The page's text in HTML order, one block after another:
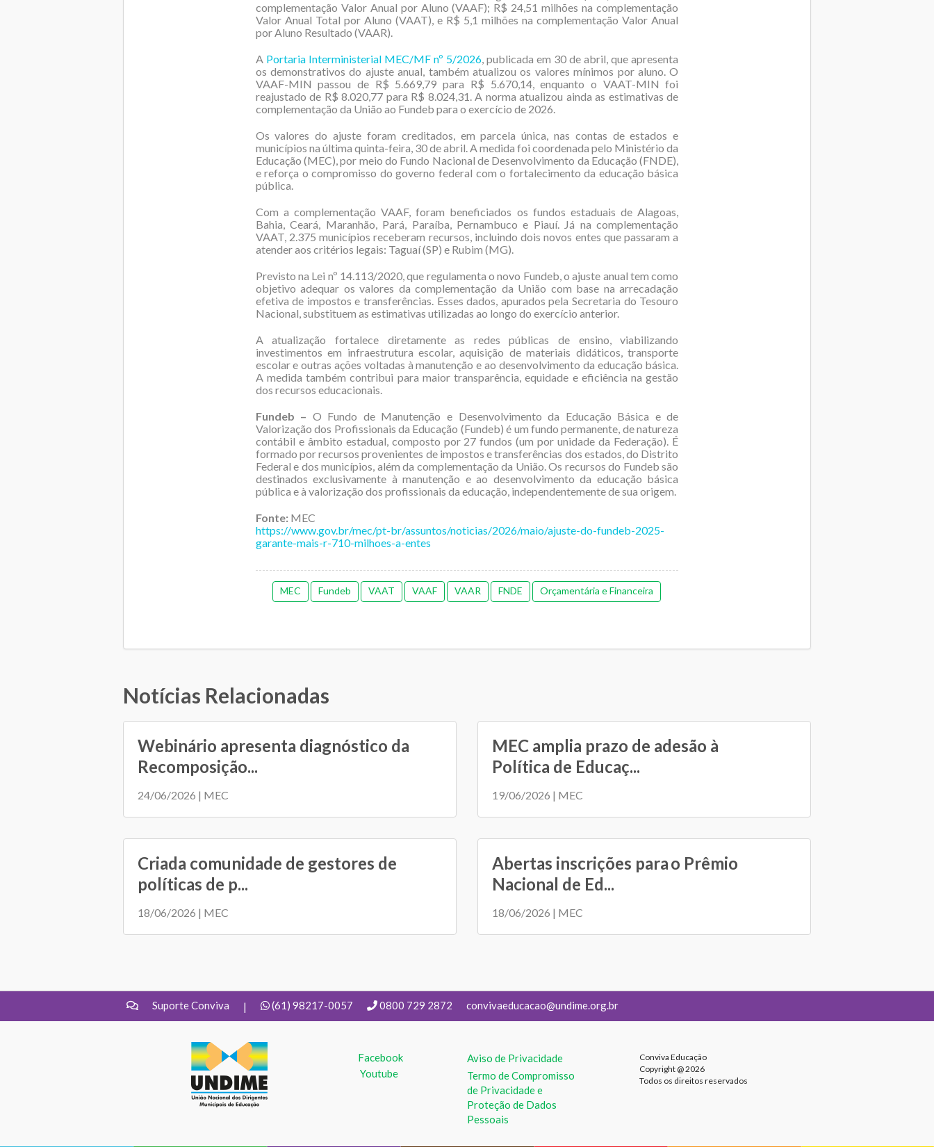
complementação Valor Anual por Aluno (VAAF); R$ 24,51 milhões na complementação
Valor Anual Total por Aluno (VAAT), e R$ 5,1 milhões na complementação Valor Anual
por Aluno Resultado (VAAR).
A Portaria Interministerial MEC/MF nº 5/2026, publicada em 30 de abril, que apresenta
os demonstrativos do ajuste anual, também atualizou os valores mínimos por aluno. O
VAAF-MIN passou de R$ 5.669,79 para R$ 5.670,14, enquanto o VAAT-MIN foi
reajustado de R$ 8.020,77 para R$ 8.024,31. A norma atualizou ainda as estimativas de
complementação da União ao Fundeb para o exercício de 2026.
Os valores do ajuste foram creditados, em parcela única, nas contas de estados e
municípios na última quinta-feira, 30 de abril. A medida foi coordenada pelo Ministério da
Educação (MEC), por meio do Fundo Nacional de Desenvolvimento da Educação (FNDE),
e reforça o compromisso do governo federal com o fortalecimento da educação básica
pública.
Com a complementação VAAF, foram beneficiados os fundos estaduais de Alagoas,
Bahia, Ceará, Maranhão, Pará, Paraíba, Pernambuco e Piauí. Já na complementação
VAAT, 2.375 municípios receberam recursos, incluindo dois novos entes que passaram a
atender aos critérios legais: Taguaí (SP) e Rubim (MG).
Previsto na Lei nº 14.113/2020, que regulamenta o novo Fundeb, o ajuste anual tem como
objetivo adequar os valores da complementação da União com base na arrecadação
efetiva de impostos e transferências. Esses dados, apurados pela Secretaria do Tesouro
Nacional, substituem as estimativas utilizadas ao longo do exercício anterior.
A atualização fortalece diretamente as redes públicas de ensino, viabilizando
investimentos em infraestrutura escolar, aquisição de materiais didáticos, transporte
escolar e outras ações voltadas à manutenção e ao desenvolvimento da educação básica.
A medida também contribui para maior transparência, equidade e eficiência na gestão
dos recursos educacionais.
Fundeb – O Fundo de Manutenção e Desenvolvimento da Educação Básica e de
Valorização dos Profissionais da Educação (Fundeb) é um fundo permanente, de natureza
contábil e âmbito estadual, composto por 27 fundos (um por unidade da Federação). É
formado por recursos provenientes de impostos e transferências dos estados, do Distrito
Federal e dos municípios, além da complementação da União. Os recursos do Fundeb são
destinados exclusivamente à manutenção e ao desenvolvimento da educação básica
pública e à valorização dos profissionais da educação, independentemente de sua origem.
Fonte: MEC
https://www.gov.br/mec/pt-br/assuntos/noticias/2026/maio/ajuste-do-fundeb-2025-
garante-mais-r-710-milhoes-a-entes
MEC Fundeb VAAT VAAF VAAR FNDE Orçamentária e Financeira
Notícias Relacionadas
Webinário apresenta diagnóstico da
Recomposição...
24/06/2026 | MEC
MEC amplia prazo de adesão à
Política de Educaç...
19/06/2026 | MEC
Criada comunidade de gestores de
políticas de p...
18/06/2026 | MEC
Abertas inscrições para o Prêmio
Nacional de Ed...
18/06/2026 | MEC
Suporte Conviva | (61) 98217-0057 0800 729 2872 convivaeducacao@undime.org.br
UNDIME
Facebook
Youtube
Aviso de Privacidade
Termo de Compromisso
de Privacidade e
Proteção de Dados
Pessoais
Conviva Educação
Copyright @ 2026
Todos os direitos reservados